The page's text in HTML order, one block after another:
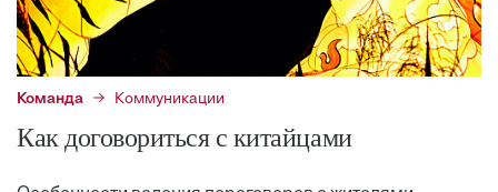
Команда Коммуникации
Как договориться с китайцами